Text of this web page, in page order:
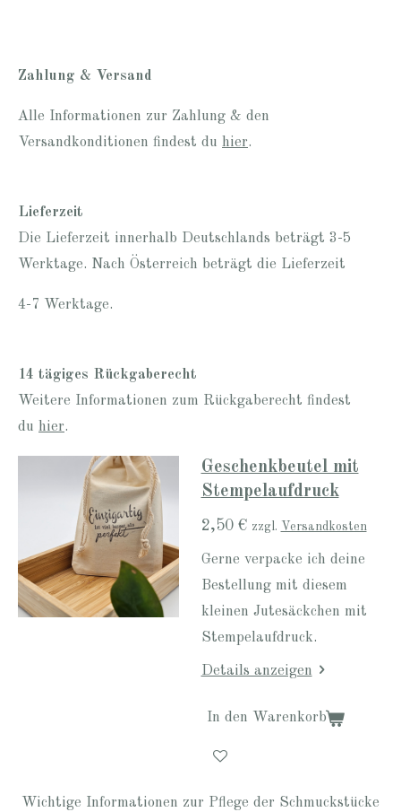
Zahlung & Versand
Alle Informationen zur Zahlung & den
Versandkonditionen findest du hier.
Lieferzeit
Die Lieferzeit innerhalb Deutschlands beträgt 3-5
Werktage. Nach Österreich beträgt die Lieferzeit
4-7 Werktage.
14 tägiges Rückgaberecht
Weitere Informationen zum Rückgaberecht findest
du hier.
Geschenkbeutel mit
Stempelaufdruck
2,50 € zzgl. Versandkosten
Gerne verpacke ich deine
Bestellung mit diesem
kleinen Jutesäckchen mit
Stempelaufdruck.
Details anzeigen
In den Warenkorb
Wichtige Informationen zur Pflege der Schmuckstücke